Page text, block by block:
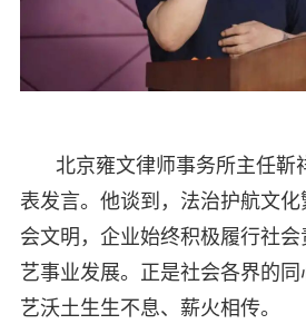
北京雍文律师事务所主任靳
表发言。他谈到，法治护航文
会文明，企业始终积极履行社
艺事业发展。正是社会各界的
艺沃土生生不息、薪火相传。